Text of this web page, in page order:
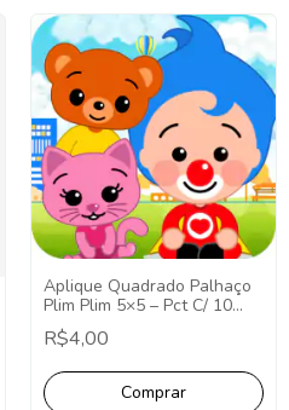
Aplique Quadrado Palhaço
Plim Plim 5×5 – Pct C/ 10
unid
R$4,00